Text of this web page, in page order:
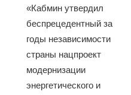
«Кабмин утвердил
беспрецедентный за
годы независимости
страны нацпроект
модернизации
энергетического и